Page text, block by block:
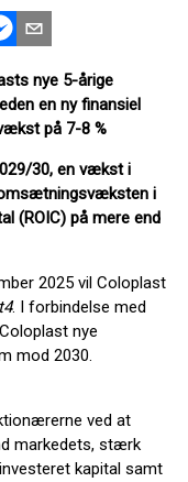
nye 5-årige
en ny finansiel
på 7-8 %
30, en vækst i
i
(ROIC) på mere end
2025 vil Coloplast
. I forbindelse med
nye
mod 2030.
ved at
markedets, stærk
kapital samt